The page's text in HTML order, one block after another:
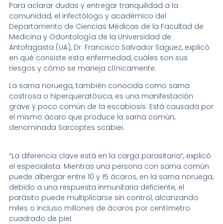
Para aclarar dudas y entregar tranquilidad a la
comunidad, el infectólogo y académico del
Departamento de Ciencias Médicas de la Facultad de
Medicina y Odontología de la Universidad de
Antofagasta (UA), Dr. Francisco Salvador Sagüez, explicó
en qué consiste esta enfermedad, cuáles son sus
riesgos y cómo se maneja clínicamente.
La sarna noruega, también conocida como sarna
costrosa o hiperqueratósica, es una manifestación
grave y poco común de la escabiosis. Está causada por
el mismo ácaro que produce la sarna común,
denominada Sarcoptes scabiei.
“La diferencia clave está en la carga parasitaria”, explicó
el especialista. Mientras una persona con sarna común
puede albergar entre 10 y 15 ácaros, en la sarna noruega,
debido a una respuesta inmunitaria deficiente, el
parásito puede multiplicarse sin control, alcanzando
miles o incluso millones de ácaros por centímetro
cuadrado de piel.